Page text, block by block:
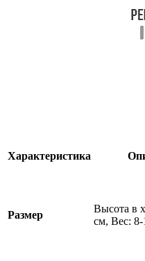
Характеристика
Размер
Высота в
см, Вес: 8-